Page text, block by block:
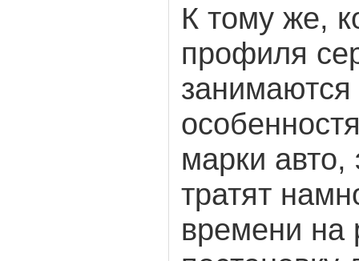
К тому же,
профиля
марки
тратят
времени на